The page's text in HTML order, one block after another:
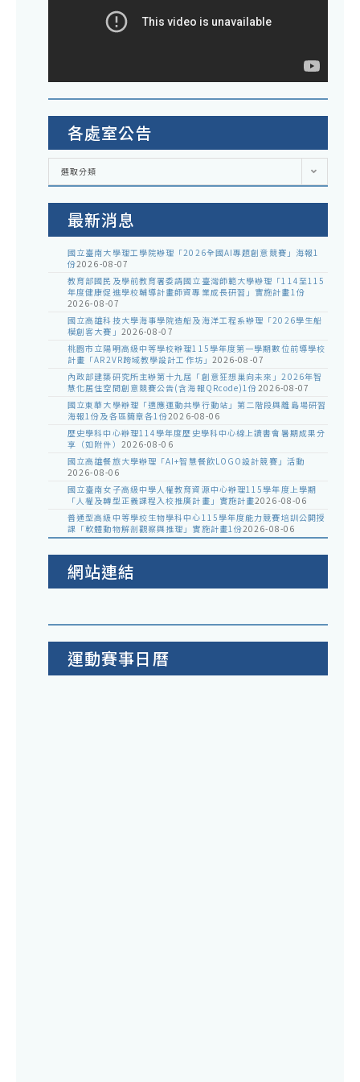
各處室公告
各
室
選取分類
最新消息
國立臺南大學理工學院辦理「2026全國AI專題創意競賽」海報1
份2026-08-07
教育部國民及學前教育署委請國立臺灣師範大學辦理「114至115
年度健康促進學校輔導計畫師資專業成長研習」實施計畫1份
2026-08-07
國立高雄科技大學海事學院造船及海洋工程系辦理「2026學生船
模創客大賽」 2026-08-07
桃園市立陽明高級中等學校辦理115學年度第一學期數位前導學校
計畫「AR2VR跨域教學設計工作坊」 2026-08-07
內政部建築研究所主辦第十九屆「創意狂想巢向未來」2026年智
慧化居住空間創意競賽公告(含海報QRcode)1份2026-08-07
國立東華大學辦理「適應運動共學行動站」第二階段與離島場研習
海報1份及各區簡章各1份2026-08-06
歷史學科中心辦理114學年度歷史學科中心線上讀書會暑期成果分
享（如附件） 2026-08-06
國立高雄餐旅大學辦理「AI+智慧餐飲LOGO設計競賽」活動
2026-08-06
國立臺南女子高級中學人權教育資源中心辦理115學年度上學期
「人權及轉型正義課程入校推廣計畫」實施計畫2026-08-06
普通型高級中等學校生物學科中心115學年度能力競賽培訓公開授
課「軟體動物解剖觀察與推理」實施計畫1份2026-08-06
網站連結
運動賽事日曆